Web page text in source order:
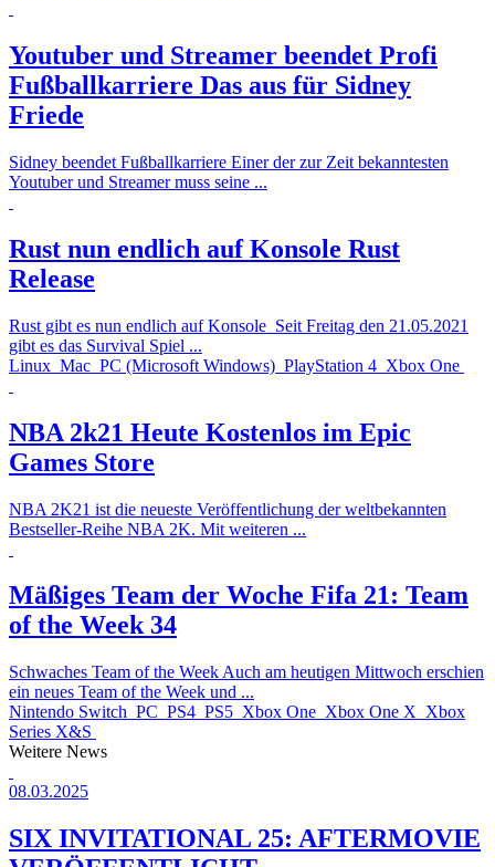
Youtuber und Streamer beendet Profi
Fußballkarriere Das aus für Sidney
Friede
Sidney beendet Fußballkarriere Einer der zur Zeit bekanntesten
Youtuber und Streamer muss seine ...
Rust nun endlich auf Konsole Rust
Release
Rust gibt es nun endlich auf Konsole Seit Freitag den 21.05.2021
gibt es das Survival Spiel ...
Linux Mac PC (Microsoft Windows) PlayStation 4 Xbox One
NBA 2k21 Heute Kostenlos im Epic
Games Store
NBA 2K21 ist die neueste Veröffentlichung der weltbekannten
Bestseller-Reihe NBA 2K. Mit weiteren ...
Mäßiges Team der Woche Fifa 21: Team
of the Week 34
Schwaches Team of the Week Auch am heutigen Mittwoch erschien
ein neues Team of the Week und ...
Nintendo Switch PC PS4 PS5 Xbox One Xbox One X Xbox
Series X&S
Weitere News
08.03.2025
SIX INVITATIONAL 25: AFTERMOVIE